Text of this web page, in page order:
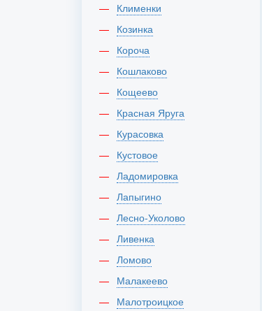
Клименки
Козинка
Короча
Кошлаково
Кощеево
Красная Яруга
Курасовка
Кустовое
Ладомировка
Лапыгино
Лесно-Уколово
Ливенка
Ломово
Малакеево
Малотроицкое